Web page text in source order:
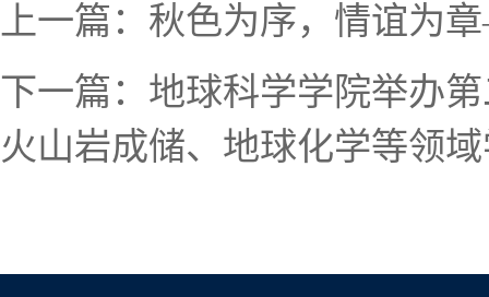
上一篇： 秋色为序，情谊为
下一篇： 地球科学学院举办
火山岩成储、地球化学等领